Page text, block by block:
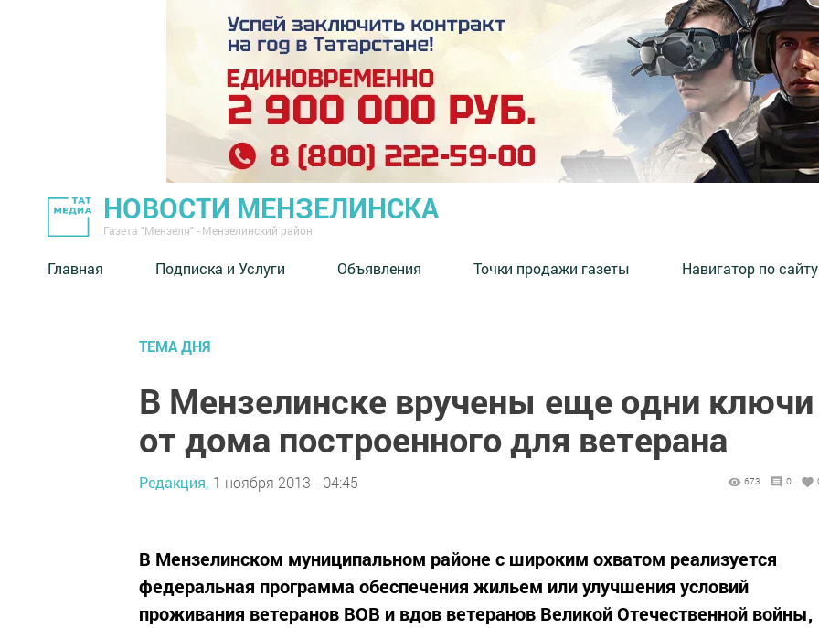
НОВОСТИ МЕНЗЕЛИНСКА
Газета "Мензеля" - Мензелинский район
Главная Подписка и Услуги Объявления Точки продажи газеты Навигатор по сайту
ТЕМА ДНЯ
В Мензелинске вручены еще одни ключи
от дома построенного для ветерана
Редакция, 1 ноября 2013 - 04:45 673 0
В Мензелинском муниципальном районе с широким охватом реализуется
федеральная программа обеспечения жильем или улучшения условий
проживания ветеранов ВОВ и вдов ветеранов Великой Отечественной войны,